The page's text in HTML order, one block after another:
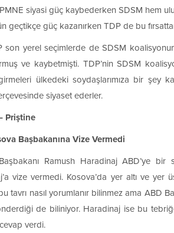
siyasi güç kaybederken SDSM hem
geçtikçe güç kazanırken TDP de bu
son yerel seçimlerde de SDSM
ve kaybetmişti. TDP’nin SDSM
girmeleri ülkedeki soydaşlarımıza bir şey
siyaset ederler.
Priştine
Başbakanına Vize Vermedi
Ramush Haradinaj ABD’ye
vize vermedi. Kosova’da yer altı ve yer
tavrı nasıl yorumlanır bilinmez ama ABD
de biliniyor. Haradinaj ise bu
verdi.